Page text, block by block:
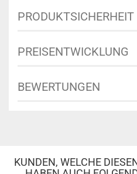
PRODUKTSICHERHEIT
PREISENTWICKLUNG
BEWERTUNGEN
KUNDEN, WELCHE